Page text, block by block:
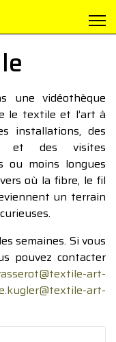
une vidéothèque
le textile et l’art à
installations, des
et des visites
ou moins longues
où la fibre, le fil
un terrain
semaines. Si vous
pouvez contacter
art-
art-